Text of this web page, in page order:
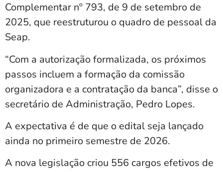
Complementar nº 793, de 9 de setembro de
2025, que reestruturou o quadro de pessoal da
Seap.
“Com a autorização formalizada, os próximos
passos incluem a formação da comissão
organizadora e a contratação da banca”, disse o
secretário de Administração, Pedro Lopes.
A expectativa é de que o edital seja lançado
ainda no primeiro semestre de 2026.
A nova legislação criou 556 cargos efetivos de